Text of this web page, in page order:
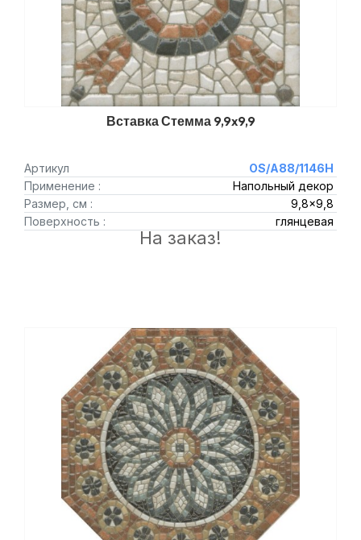
Вставка Стемма 9,9x9,9
Артикул
OS/A88/1146H
Применение :
Напольный декор
Размер, см :
9,8x9,8
Поверхность :
глянцевая
На заказ!